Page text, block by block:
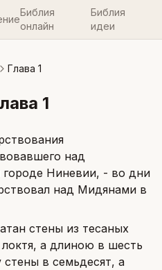
Библия
онлайн
Библия
идеи
Глава 1
1
над
Ниневии, - во дни
над Мидянами в
стены из тесаных
а длиною в шесть
стены в семьдесят, а